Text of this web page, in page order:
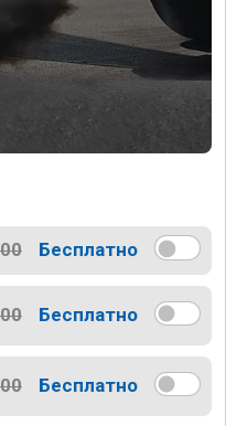
Бесплатно
Бесплатно
Бесплатно